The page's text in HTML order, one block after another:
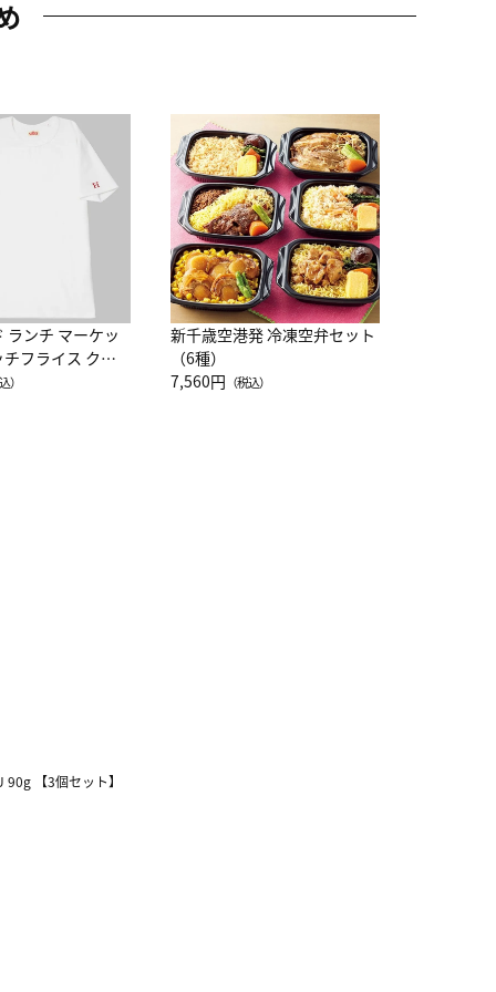
ランチ マーケッ
フライス クル
半袖Ｔシャツ
）
新千歳空港発 冷凍空弁セット
（6種）
7,560円 （税込）
【3個セット】